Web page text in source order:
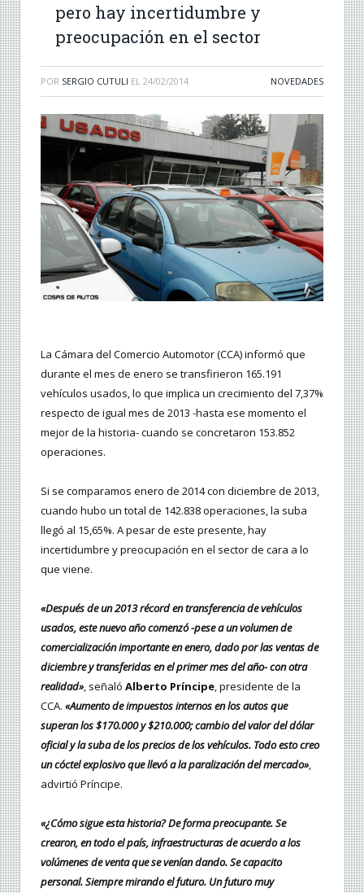
pero hay incertidumbre y
preocupación en el sector
POR SERGIO CUTULI EL 24/02/2014 NOVEDADES
La Cámara del Comercio Automotor (CCA) informó que
durante el mes de enero se transfirieron 165.191
vehículos usados, lo que implica un crecimiento del 7,37%
respecto de igual mes de 2013 -hasta ese momento el
mejor de la historia- cuando se concretaron 153.852
operaciones.
Si se comparamos enero de 2014 con diciembre de 2013,
cuando hubo un total de 142.838 operaciones, la suba
llegó al 15,65%. A pesar de este presente, hay
incertidumbre y preocupación en el sector de cara a lo
que viene.
«Después de un 2013 récord en transferencia de vehículos
usados, este nuevo año comenzó -pese a un volumen de
comercialización importante en enero, dado por las ventas de
diciembre y transferidas en el primer mes del año- con otra
realidad», señaló Alberto Príncipe, presidente de la
CCA. «Aumento de impuestos internos en los autos que
superan los $170.000 y $210.000; cambio del valor del dólar
oficial y la suba de los precios de los vehículos. Todo esto creo
un cóctel explosivo que llevó a la paralización del mercado»,
advirtió Príncipe.
«¿Cómo sigue esta historia? De forma preocupante. Se
crearon, en todo el país, infraestructuras de acuerdo a los
volúmenes de venta que se venían dando. Se capacito
personal. Siempre mirando el futuro. Un futuro muy